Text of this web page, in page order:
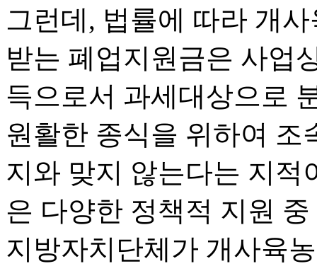
그런데, 법률에 따라 개
받는 폐업지원금은 사업
득으로서 과세대상으로
원활한 종식을 위하여 조
지와 맞지 않는다는 지적
은 다양한 정책적 지원
지방자치단체가 개사육